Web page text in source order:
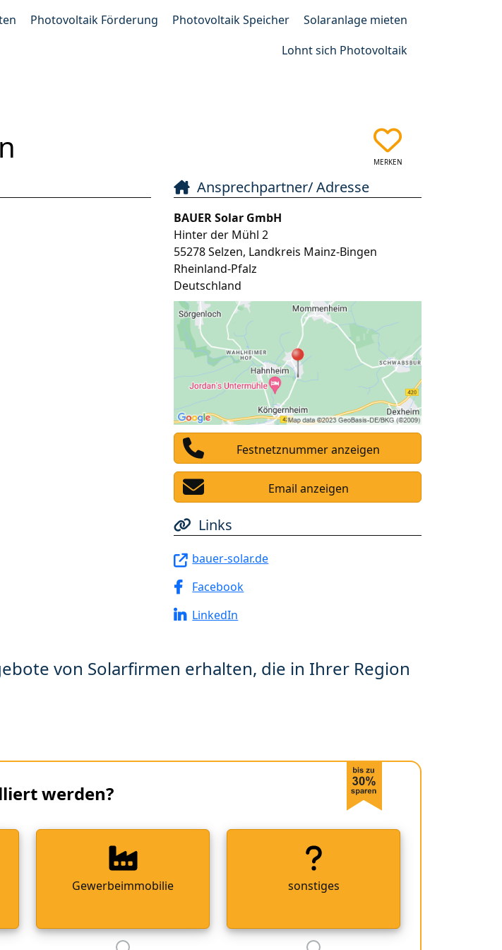
Photovoltaik Förderung Photovoltaik Speicher
Solaranlage mieten
Lohnt sich Photovoltaik
MERKEN
Ansprechpartner/ Adresse
BAUER Solar GmbH
Hinter der Mühl 2
55278Selzen, Landkreis Mainz-Bingen
Rheinland-Pfalz
Deutschland
Festnetznummer anzeigen
Email anzeigen
Links
bauer-solar.de
Facebook
LinkedIn
von Solarfirmen erhalten, die in Ihrer Region
werden?
Gewerbeimmobilie sonstiges